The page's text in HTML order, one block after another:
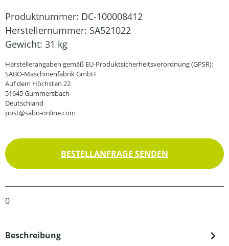
Produktnummer: DC-100008412
Herstellernummer: SA521022
Gewicht: 31 kg
Herstellerangaben gemäß EU-Produktsicherheitsverordnung (GPSR):
SABO-Maschinenfabrik GmbH
Auf dem Höchsten 22
51645 Gummersbach
Deutschland
post@sabo-online.com
BESTELLANFRAGE SENDEN
0
Beschreibung